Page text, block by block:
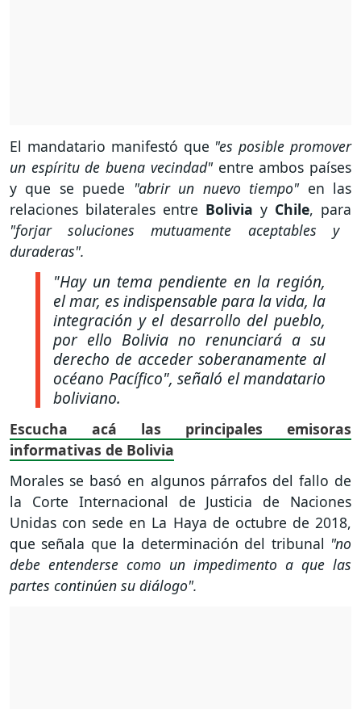
El mandatario manifestó que "es posible promover
un espíritu de buena vecindad"entre ambos países
y que se puede "abrir un nuevo tiempo" en las
relaciones bilaterales entre Bolivia y Chile, para
"forjar soluciones mutuamente aceptables y
duraderas".
"Hay un tema pendiente en la región,
el mar, es indispensable para la vida, la
integración y el desarrollo del pueblo,
por ello Bolivia no renunciará a su
derecho de acceder soberanamente al
océano Pacífico", señaló el mandatario
boliviano.
Escucha acá las principales emisoras
informativas de Bolivia
Morales se basó en algunos párrafos del fallo de
la Corte Internacional de Justicia de Naciones
Unidas con sede en La Haya de octubre de 2018,
que señala que la determinación del tribunal "no
debe entenderse como un impedimento a que las
partes continúen su diálogo".